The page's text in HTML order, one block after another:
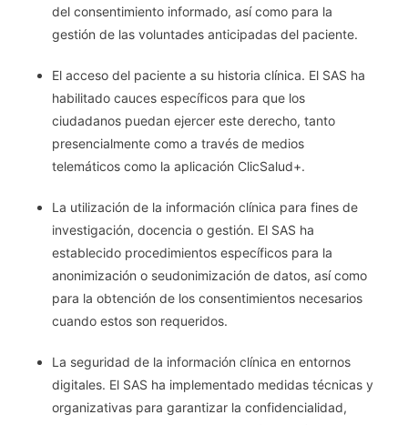
del consentimiento informado, así como para la
gestión de las voluntades anticipadas del paciente.
El acceso del paciente a su historia clínica. El SAS ha
habilitado cauces específicos para que los
ciudadanos puedan ejercer este derecho, tanto
presencialmente como a través de medios
telemáticos como la aplicación ClicSalud+.
La utilización de la información clínica para fines de
investigación, docencia o gestión. El SAS ha
establecido procedimientos específicos para la
anonimización o seudonimización de datos, así como
para la obtención de los consentimientos necesarios
cuando estos son requeridos.
La seguridad de la información clínica en entornos
digitales. El SAS ha implementado medidas técnicas y
organizativas para garantizar la confidencialidad,